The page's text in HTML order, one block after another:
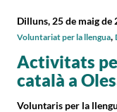
Activitats
català a
Voluntaris per la
Dilluns, 25 de maig de
Voluntariat per la llengua,